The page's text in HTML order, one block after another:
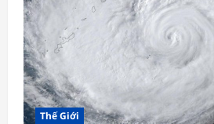
o
n
Thế Giới